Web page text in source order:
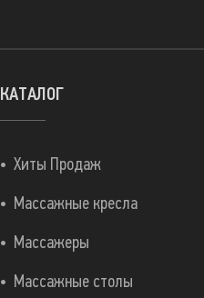
КАТАЛОГ
Хиты Продаж
Массажные кресла
Массажеры
Массажные столы